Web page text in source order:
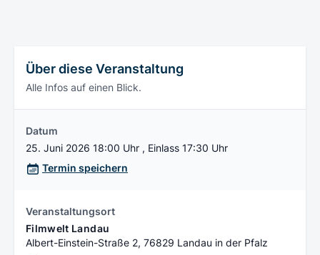
Über diese Veranstaltung
Alle Infos auf einen Blick.
Datum
25. Juni 2026 18:00 Uhr , Einlass 17:30 Uhr
Termin speichern
Veranstaltungsort
Filmwelt Landau
Albert-Einstein-Straße 2, 76829 Landau in der Pfalz